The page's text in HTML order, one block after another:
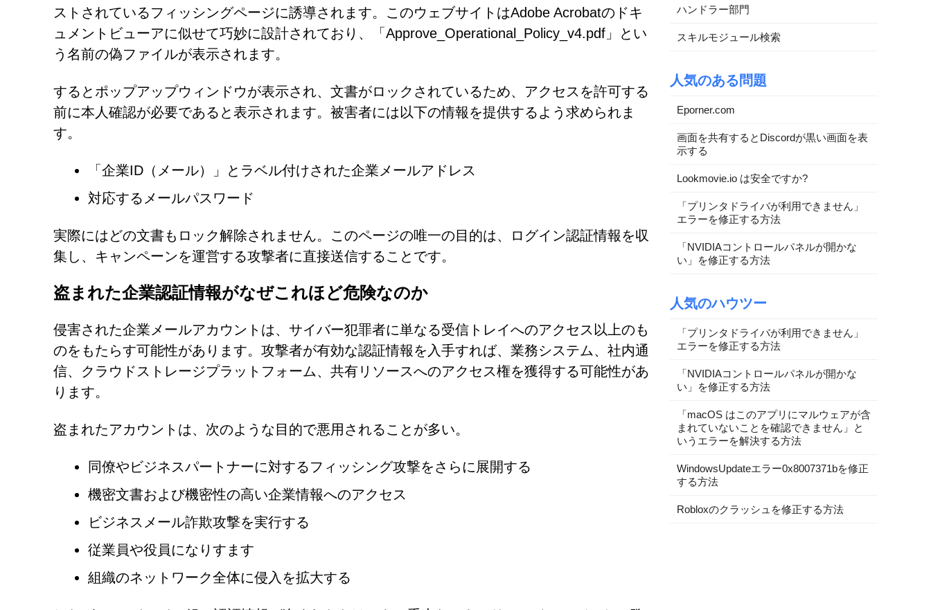
ストされているフィッシングページに誘導されます。このウェブサイトはAdobe Acrobatのドキ
ュメントビューアに似せて巧妙に設計されており、「Approve_Operational_Policy_v4.pdf」とい
う名前の偽ファイルが表示されます。
するとポップアップウィンドウが表示され、文書がロックされているため、アクセスを許可する
前に本人確認が必要であると表示されます。被害者には以下の情報を提供するよう求められま
す。
「企業ID（メール）」とラベル付けされた企業メールアドレス
対応するメールパスワード
実際にはどの文書もロック解除されません。このページの唯一の目的は、ログイン認証情報を収
集し、キャンペーンを運営する攻撃者に直接送信することです。
盗まれた企業認証情報がなぜこれほど危険なのか
侵害された企業メールアカウントは、サイバー犯罪者に単なる受信トレイへのアクセス以上のも
のをもたらす可能性があります。攻撃者が有効な認証情報を入手すれば、業務システム、社内通
信、クラウドストレージプラットフォーム、共有リソースへのアクセス権を獲得する可能性があ
ります。
盗まれたアカウントは、次のような目的で悪用されることが多い。
同僚やビジネスパートナーに対するフィッシング攻撃をさらに展開する
機密文書および機密性の高い企業情報へのアクセス
ビジネスメール詐欺攻撃を実行する
従業員や役員になりすます
組織のネットワーク全体に侵入を拡大する
ハンドラー部門
スキルモジュール検索
人気のある問題
Eporner.com
画面を共有するとDiscordが黒い画面を表
示する
Lookmovie.io は安全ですか?
「プリンタドライバが利用できません」
エラーを修正する方法
「NVIDIAコントロールパネルが開かな
い」を修正する方法
人気のハウツー
「プリンタドライバが利用できません」
エラーを修正する方法
「NVIDIAコントロールパネルが開かな
い」を修正する方法
「macOS はこのアプリにマルウェアが含
まれていないことを確認できません」と
いうエラーを解決する方法
WindowsUpdateエラー0x8007371bを修正
する方法
Robloxのクラッシュを修正する方法